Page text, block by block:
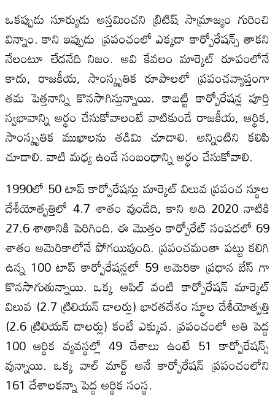
ఒకప్పుడు సూర్యుడు అస్తమించని బ్రిటిష్ సామ్రాజ్యం గురించి
విన్నాం. కాని ఇప్పుడు ప్రపంచంలో ఎక్కడా కార్పోరేషన్స్ తాకని
నేలంటూ లేదనేది నిజం. అవి కేవలం మార్కెట్ రూపంలోనే
కాదు, రాజకీయ, సాంస్కృతిక రూపాలలో ప్రపంచవ్యాప్తంగా
తమ పెత్తనాన్ని కొనసాగిస్తున్నాయి. కాబట్టి కార్పోరేషన్ల పూర్తి
స్వభావాన్ని అర్థం చేసుకోవాలంటే వాటికుండే రాజకీయ, ఆర్థిక,
సాంస్కృతిక ముఖాలను తడిమి చూడాలి. అన్నింటిని కలిపి
చూడాలి. వాటి మధ్య ఉండే సంబంధాన్ని అర్థం చేసుకోవాలి.
1990లో 50 టాప్ కార్పోరేషన్లు మార్కెట్ విలువ ప్రపంచ స్థూల
దేశీయోత్పత్తిలో 4.7 శాతం వుండేది, కాని అది 2020 నాటికి
27.6 శాతానికి పెరిగింది. ఈ మొత్తం కార్పోరేట్ సంపదలో 69
శాతం అమెరికాలోనే పోగయివుంది. ప్రపంచమంతా పట్టు కలిగి
ఉన్న 100 టాప్ కార్పోరేషన్లలో 59 అమెరికా ప్రధాన బేస్ గా
కొనసాగుతున్నాయి. ఒక్క ఆపిల్ వంటి కార్పోరేషన్ మార్కెట్
విలువ (2.7 ట్రిలియన్ డాలర్లు) భారతదేశం స్థూల దేశీయోత్పత్తి
(2.6 ట్రిలియన్ డాలర్లు) కంటే ఎక్కువ. ప్రపంచంలో అతి పెద్ద
100 ఆర్థిక వ్యవస్థల్లో 49 దేశాలు ఉంటే 51 కార్పోరేషన్స్
వున్నాయి. ఒక్క వాల్ మార్ట్ అనే కార్పోరేషన్ ప్రపంచంలోని
161 దేశాలకన్నా పెద్ద అర్థిక సంస్థ.